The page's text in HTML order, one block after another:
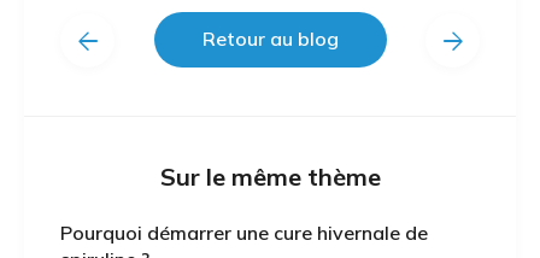
arrow_back Retour au blog arrow_forward
Sur le même thème
Pourquoi démarrer une cure hivernale de